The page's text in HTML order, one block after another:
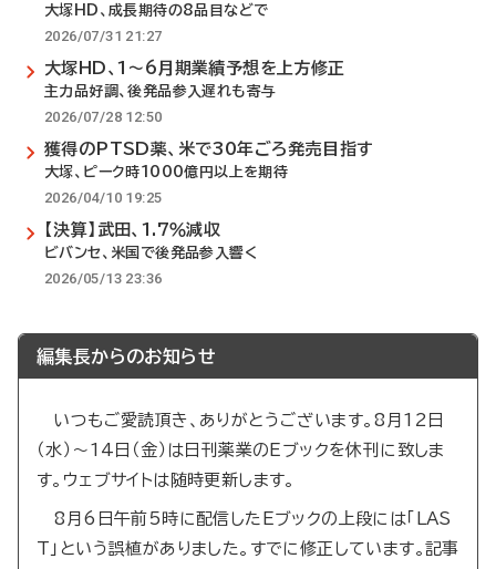
大塚HD、成長期待の8品目などで
2026/07/31 21:27
大塚HD、1～6月期業績予想を上方修正
主力品好調、後発品参入遅れも寄与
2026/07/28 12:50
獲得のPTSD薬、米で30年ごろ発売目指す
大塚、ピーク時1000億円以上を期待
2026/04/10 19:25
【決算】武田、1.7％減収
ビバンセ、米国で後発品参入響く
2026/05/13 23:36
編集長からのお知らせ
いつもご愛読頂き、ありがとうございます。8月12日
（水）～14日（金）は日刊薬業のEブックを休刊に致しま
す。ウェブサイトは随時更新します。
8月6日午前5時に配信したEブックの上段には「LAS
T」という誤植がありました。すでに修正しています。記事